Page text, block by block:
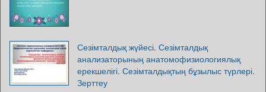
Сезімталдық жүйесі. Сезімталдық
анализаторының анатомофизиологиялық
ерекшелігі. Сезімталдықтың бұзылыс түрлері.
Зерттеу